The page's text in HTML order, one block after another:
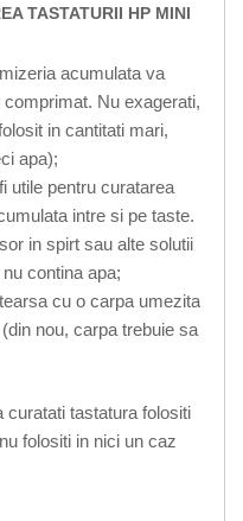
TASTATURII HP MINI
acumulata va
Nu exagerati,
in cantitati mari,
apa);
utile pentru curatarea
intre si pe taste.
in spirt sau alte solutii
contina apa;
cu o carpa umezita
nou, carpa trebuie sa
curatati tastatura folositi
folositi in nici un caz